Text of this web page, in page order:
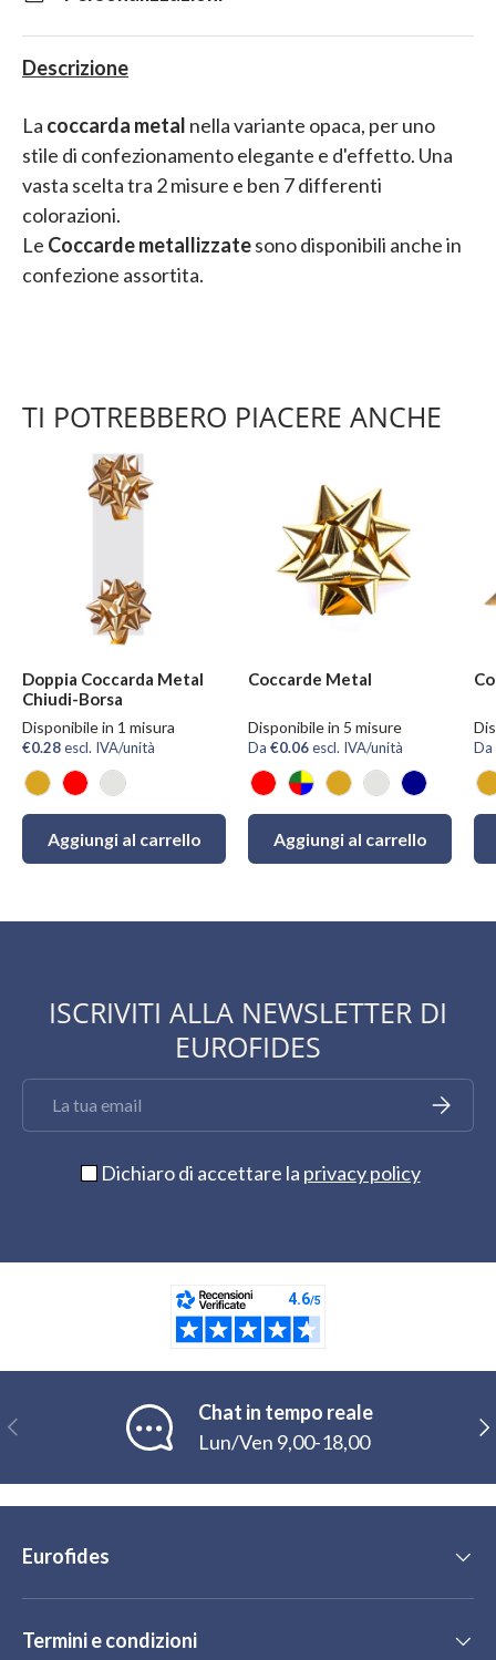
Descrizione
La coccarda metal nella variante opaca, per uno
stile di confezionamento elegante e d'effetto. Una
vasta scelta tra 2 misure e ben 7 differenti
colorazioni.
Le Coccarde metallizzatesono disponibili anche in
confezione assortita.
TI POTREBBERO PIACERE ANCHE
Doppia Coccarda Metal
Chiudi-Borsa
Disponibile in 1 misura
€0.28escl. IVA/unità
OroRossoArgento
Aggiungi al carrello
Coccarde Metal
Disponibile in 5 misure
Da €0.06escl. IVA/unità
RossoMixOroArgento
Blu
Aggiungi al carrello
Da
ISCRIVITI ALLA NEWSLETTER DI
EUROFIDES
Iscriviti
Dichiaro di accettare la privacy policy
Indietro
Chat in tempo reale
Lun/Ven 9,00-18,00
Eurofides
Termini e condizioni